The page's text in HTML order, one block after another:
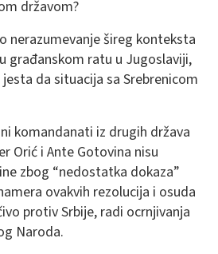
državom?
nerazumevanje šireg konteksta
građanskom ratu u Jugoslaviji,
da situacija sa Srebrenicom
komandanati iz drugih država
Orić i Ante Gotovina nisu
zbog “nedostatka dokaza”
ovakvih rezolucija i osuda
protiv Srbije, radi ocrnjivanja
Naroda.